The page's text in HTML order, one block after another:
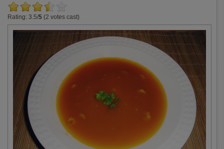
Rating: 3.5/5 (2 votes cast)